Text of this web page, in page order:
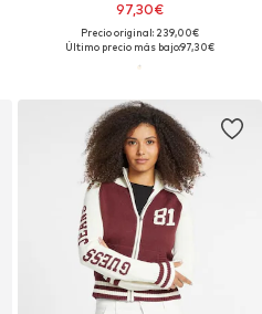
97,30€
Precio original: 239,00€
Último precio más bajo:97,30€